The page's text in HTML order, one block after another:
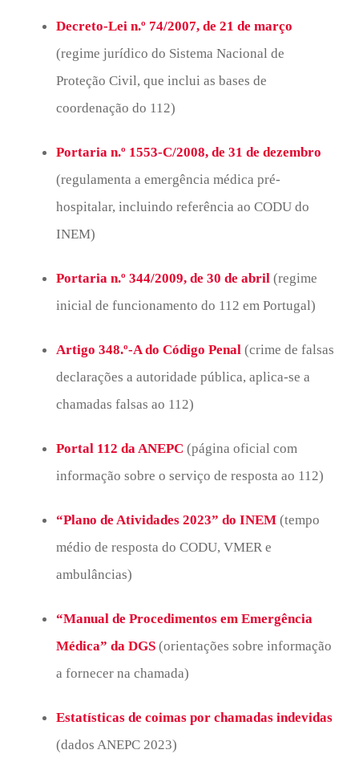
Decreto-Lei n.º 74/2007, de 21 de março
(regime jurídico do Sistema Nacional de
Proteção Civil, que inclui as bases de
coordenação do 112)
Portaria n.º 1553-C/2008, de 31 de dezembro
(regulamenta a emergência médica pré-
hospitalar, incluindo referência ao CODU do
INEM)
Portaria n.º 344/2009, de 30 de abril (regime
inicial de funcionamento do 112 em Portugal)
Artigo 348.º-A do Código Penal (crime de falsas
declarações a autoridade pública, aplica-se a
chamadas falsas ao 112)
Portal 112 da ANEPC (página oficial com
informação sobre o serviço de resposta ao 112)
“Plano de Atividades 2023” do INEM (tempo
médio de resposta do CODU, VMER e
ambulâncias)
“Manual de Procedimentos em Emergência
Médica” da DGS (orientações sobre informação
a fornecer na chamada)
Estatísticas de coimas por chamadas indevidas
(dados ANEPC 2023)